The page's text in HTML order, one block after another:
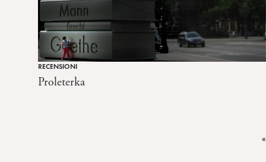
RECENSIONI
Proleterka